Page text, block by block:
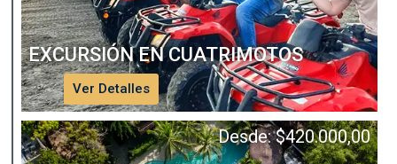
EXCURSIÓN EN CUATRIMOTOS
Ver Detalles
Desde:$420.000,00